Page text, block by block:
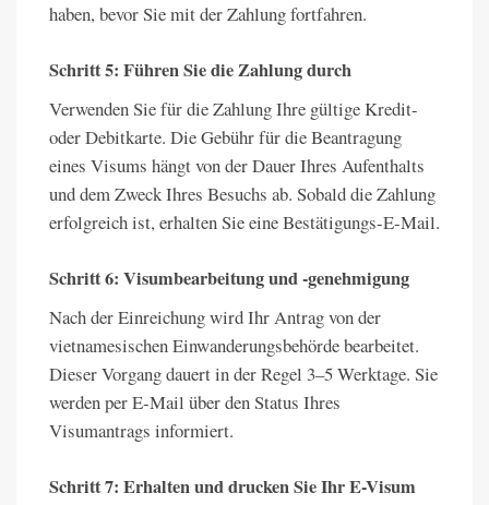
haben, bevor Sie mit der Zahlung fortfahren.
Schritt 5: Führen Sie die Zahlung durch
Verwenden Sie für die Zahlung Ihre gültige Kredit-
oder Debitkarte. Die Gebühr für die Beantragung
eines Visums hängt von der Dauer Ihres Aufenthalts
und dem Zweck Ihres Besuchs ab. Sobald die Zahlung
erfolgreich ist, erhalten Sie eine Bestätigungs-E-Mail.
Schritt 6: Visumbearbeitung und -genehmigung
Nach der Einreichung wird Ihr Antrag von der
vietnamesischen Einwanderungsbehörde bearbeitet.
Dieser Vorgang dauert in der Regel 3–5 Werktage. Sie
werden per E-Mail über den Status Ihres
Visumantrags informiert.
Schritt 7: Erhalten und drucken Sie Ihr E-Visum